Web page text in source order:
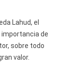
Lahud, el
importancia de
sobre todo
valor.